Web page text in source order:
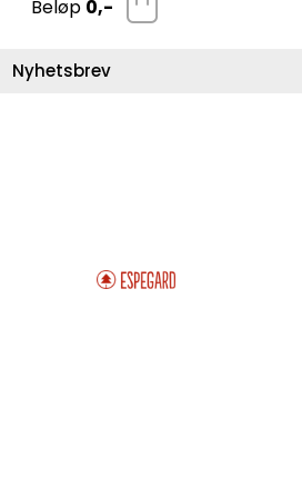
Favoritter
Beløp 0,-
Nyhetsbrev